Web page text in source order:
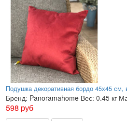
Подушка декоративная бордо 45х45
Бренд: Panoramahome Вес: 0.45 кг
598 руб